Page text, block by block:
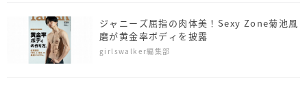
ジャニーズ屈指の肉体美！Sexy Zone菊池風
磨が黄金率ボディを披露
girlswalker編集部